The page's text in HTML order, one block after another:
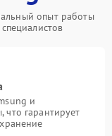
опыт работы
специалистов
и
гарантирует